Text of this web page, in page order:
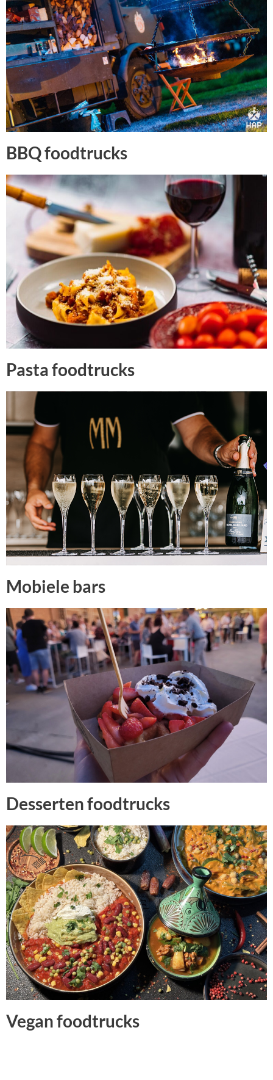
BBQ foodtrucks
Pasta foodtrucks
Mobiele bars
Desserten foodtrucks
Vegan foodtrucks